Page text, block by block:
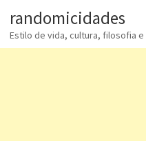
randomicidades
Estilo de vida, cultura, filosofia e